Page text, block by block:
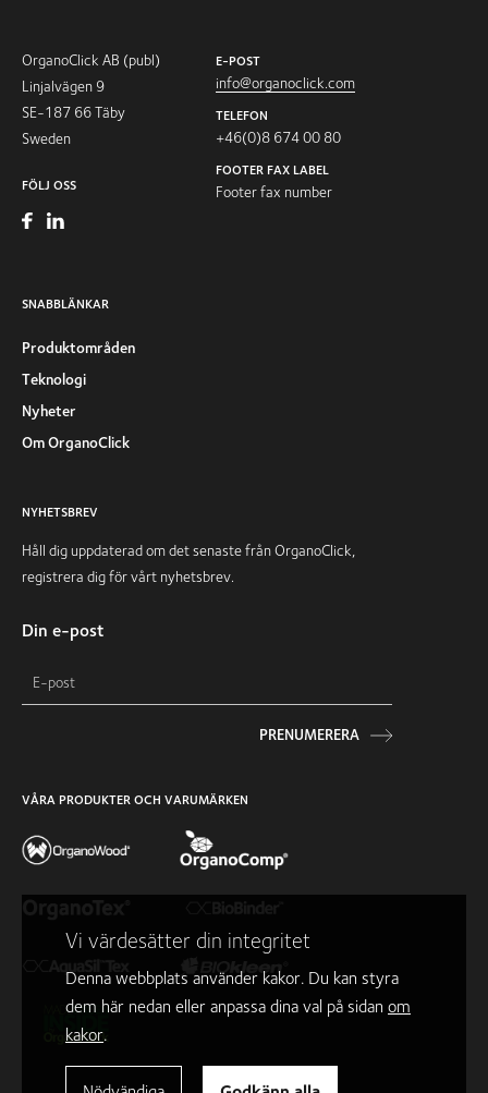
OrganoClick AB (publ)
Linjalvägen 9
SE-187 66 Täby
Sweden
FÖLJ OSS
E-POST
info@organoclick.com
TELEFON
+46(0)8 674 00 80
FOOTER FAX LABEL
Footer fax number
SNABBLÄNKAR
Produktområden
Teknologi
Nyheter
Om OrganoClick
NYHETSBREV
Håll dig uppdaterad om det senaste från OrganoClick,
registrera dig för vårt nyhetsbrev.
Din e-post
PRENUMERERA
VÅRA PRODUKTER OCH VARUMÄRKEN
Vi värdesätter din integritet
Denna webbplats använder kakor. Du kan styra
dem här nedan eller anpassa dina val på sidan om
kakor.